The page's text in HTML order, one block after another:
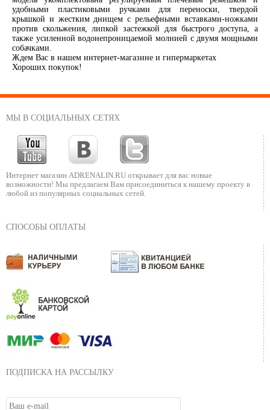
удобными пластиковыми ручками для переноски, твердой
крышкой и жестким днищем с рельефными вставками-ножками
против скольжения, липкой застежкой для быстрого доступа, а
также усиленной водонепроницаемой молнией с двумя мощными
собачками.
Ждем Вас в нашем интернет-магазине и гипермаркетах
Хороших покупок!
МЫ В СОЦИАЛЬНЫХ СЕТЯХ
Интернет магазин ADRENALIN.RU открывает для вас новые
возможности! Мы предлагаем Вам присоединиться к нашему проекту в
любой из популярных социальных сетей.
СПОСОБЫ ОПЛАТЫ
ПОДПИСКА НА РАССЫЛКУ